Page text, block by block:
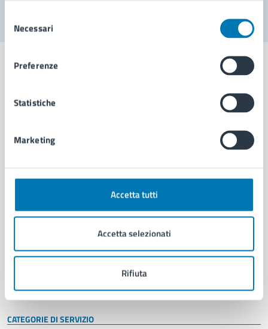
delNecessari
Preferenze
Statistiche
Marketing
Accetta tutti
Accetta selezionati
Rifiuta
Comune di Napoli
AMMINISTRAZIONE
Organi di governo
Enti e fondazioni
Personale amministrativo
Intranet, posta aziendale e protocollo
CATEGORIE DI SERVIZIO